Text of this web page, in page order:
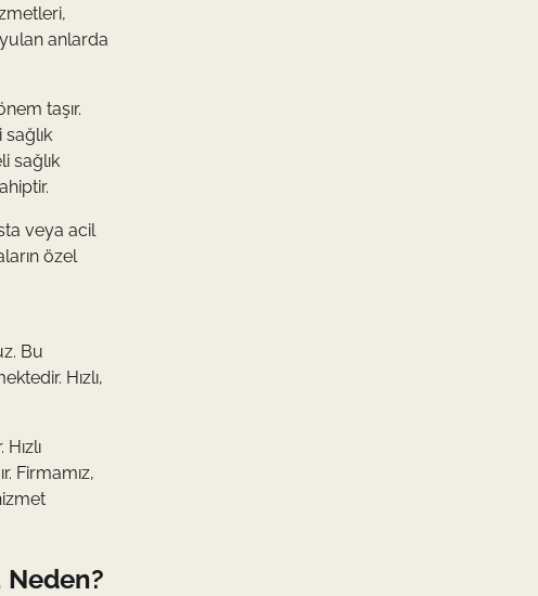
anlarda
taşır.
sağlık
veya acil
özel
Bu
Hızlı,
Firmamız,
Neden?